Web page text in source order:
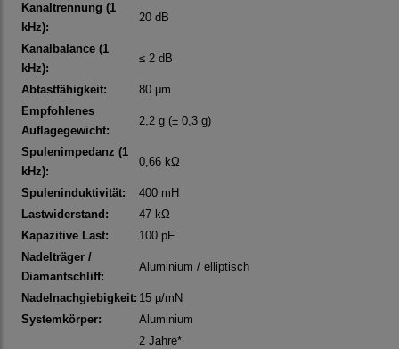
Kanaltrennung (1
kHz):
20 dB
Kanalbalance (1
kHz):
≤ 2 dB
Abtastfähigkeit:
80 μm
Empfohlenes
Auflagegewicht:
2,2 g (± 0,3 g)
Spulenimpedanz (1
kHz):
0,66 kΩ
Spuleninduktivität:
400 mH
Lastwiderstand:
47 kΩ
Kapazitive Last:
100 pF
Nadelträger /
Diamantschliff:
Aluminium / elliptisch
Nadelnachgiebigkeit: 15 µ/mN
Systemkörper:
Aluminium
2 Jahre*